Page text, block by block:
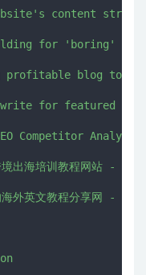
content
for 'boring'
blog
for featured
Competitor Analysis
海培训教程网站 -
英文教程分享网 -